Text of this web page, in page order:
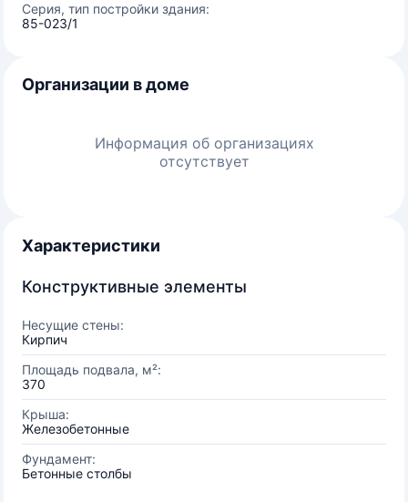
Серия, тип постройки здания:
85-023/1
Организации в доме
Информация об организациях
отсутствует
Характеристики
Конструктивные элементы
Несущие стены:
Кирпич
Площадь подвала, м²:
370
Крыша:
Железобетонные
Фундамент:
Бетонные столбы